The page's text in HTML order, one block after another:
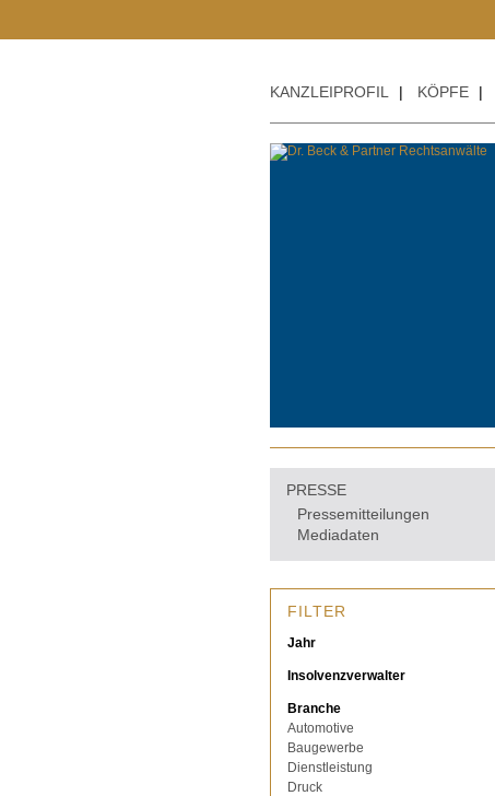
KANZLEIPROFIL | KÖPFE |
PRESSE
Pressemitteilungen
Mediadaten
FILTER
Jahr
Insolvenzverwalter
Branche
Automotive
Baugewerbe
Dienstleistung
Druck